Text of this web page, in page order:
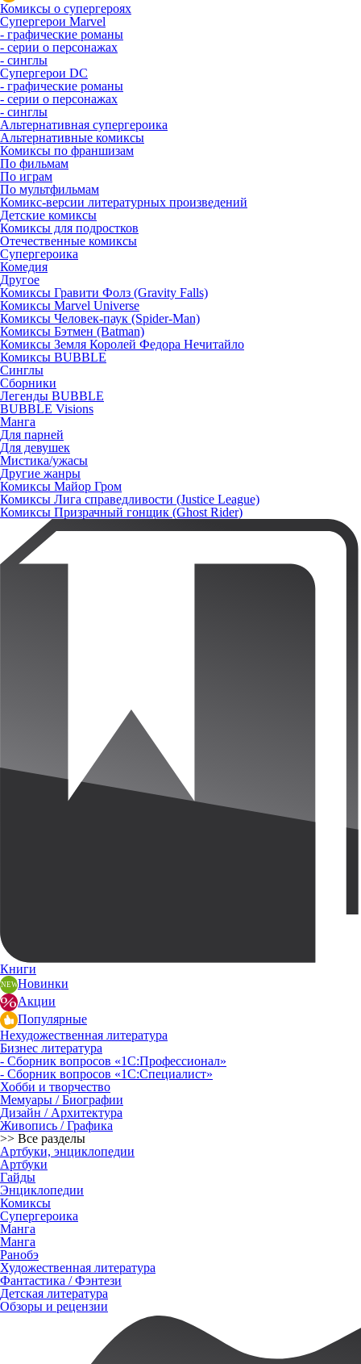
Комиксы о супергероях
Супергерои Marvel
- графические романы
- серии о персонажах
- синглы
Супергерои DC
- графические романы
- серии о персонажах
- синглы
Альтернативная супергероика
Альтернативные комиксы
Комиксы по франшизам
По фильмам
По играм
По мультфильмам
Комикс-версии литературных произведений
Детские комиксы
Комиксы для подростков
Отечественные комиксы
Супергероика
Комедия
Другое
Комиксы Гравити Фолз (Gravity Falls)
Комиксы Marvel Universe
Комиксы Человек-паук (Spider-Man)
Комиксы Бэтмен (Batman)
Комиксы Земля Королей Федора Нечитайло
Комиксы BUBBLE
Синглы
Сборники
Легенды BUBBLE
BUBBLE Visions
Манга
Для парней
Для девушек
Мистика/ужасы
Другие жанры
Комиксы Майор Гром
Комиксы Лига справедливости (Justice League)
Комиксы Призрачный гонщик (Ghost Rider)
Книги
Новинки
Акции
Популярные
Нехудожественная литература
Бизнес литература
- Сборник вопросов «1С:Профессионал»
- Сборник вопросов «1С:Специалист»
Хобби и творчество
Мемуары / Биографии
Дизайн / Архитектура
Живопись / Графика
>> Все разделы
Артбуки, энциклопедии
Артбуки
Гайды
Энциклопедии
Комиксы
Супергероика
Манга
Манга
Ранобэ
Художественная литература
Фантастика / Фэнтези
Детская литература
Обзоры и рецензии